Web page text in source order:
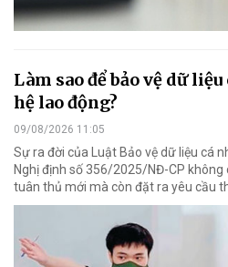
Làm sao để bảo vệ dữ
hệ lao động?
09/08/2026 11:05
Sự ra đời của Luật Bảo vệ dữ liệu cá
Nghị định số 356/2025/NĐ-CP không
tuân thủ mới mà còn đặt ra yêu cầu